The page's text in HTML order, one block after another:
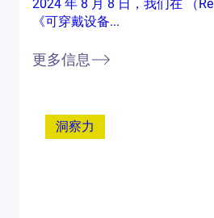
2024 年 8 月 8 日，我们在 （
《可穿戴设备...
更多信息
洞察力